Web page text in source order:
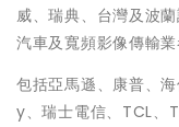
威、瑞典、台灣及波
汽車及寬頻影像傳輸
包括亞馬遜、康普、
y、瑞士電信、TCL、